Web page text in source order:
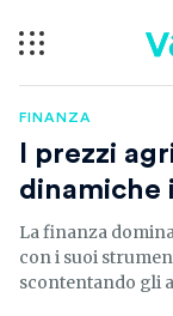
FINANZA
I prezzi
dinamiche
La finanza
con i suoi
scontentando gli